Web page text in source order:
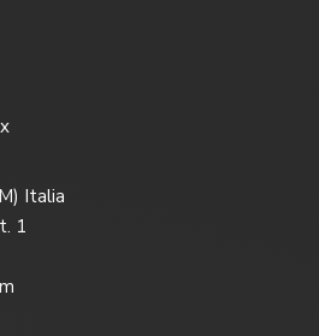
Italia
1